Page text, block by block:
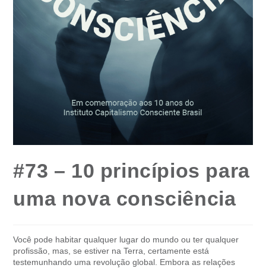
#73 – 10 princípios para
uma nova consciência
Você pode habitar qualquer lugar do mundo ou ter qualquer
profissão, mas, se estiver na Terra, certamente está
testemunhando uma revolução global. Embora as relações